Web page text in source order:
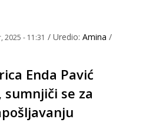
2025 - 11:31 / Uredio: Amina /
Enda Pavić
sumnjiči se za